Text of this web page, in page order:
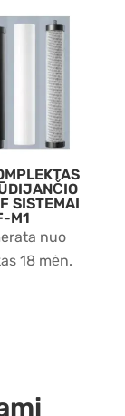
SISTEMAI
M1
nuo
18 mėn.